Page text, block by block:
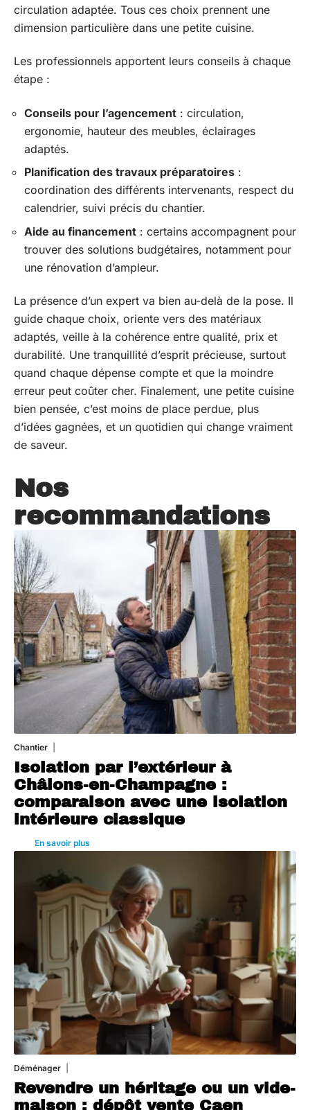
circulation adaptée. Tous ces choix prennent une
dimension particulière dans une petite cuisine.
Les professionnels apportent leurs conseils à chaque
étape :
Conseils pour l’agencement : circulation,
ergonomie, hauteur des meubles, éclairages
adaptés.
Planification des travaux préparatoires :
coordination des différents intervenants, respect du
calendrier, suivi précis du chantier.
Aide au financement : certains accompagnent pour
trouver des solutions budgétaires, notamment pour
une rénovation d’ampleur.
La présence d’un expert va bien au-delà de la pose. Il
guide chaque choix, oriente vers des matériaux
adaptés, veille à la cohérence entre qualité, prix et
durabilité. Une tranquillité d’esprit précieuse, surtout
quand chaque dépense compte et que la moindre
erreur peut coûter cher. Finalement, une petite cuisine
bien pensée, c’est moins de place perdue, plus
d’idées gagnées, et un quotidien qui change vraiment
de saveur.
Nos
recommandations
Chantier
Isolation par l’extérieur à
Châlons-en-Champagne :
comparaison avec une isolation
intérieure classique
En savoir plus
Déménager
Revendre un héritage ou un vide-
maison : dépôt vente Caen